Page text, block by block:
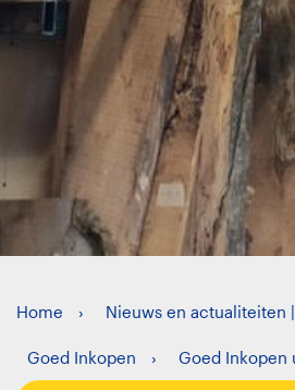
Home Nieuws en actualiteiten
Goed Inkopen Goed Inkopen